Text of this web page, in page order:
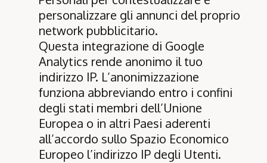
personalizzare gli annunci del proprio
network pubblicitario.
Questa integrazione di Google
Analytics rende anonimo il tuo
indirizzo IP. L’anonimizzazione
funziona abbreviando entro i confini
degli stati membri dell’Unione
Europea o in altri Paesi aderenti
all’accordo sullo Spazio Economico
Europeo l’indirizzo IP degli Utenti.